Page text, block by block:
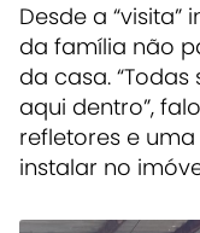
Desde a
da família não
da casa.
aqui dentro”,
refletores e
instalar no